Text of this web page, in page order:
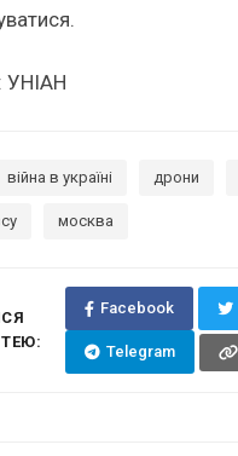
УНІАН
війна в україні дрони
москва
Facebook
Telegram